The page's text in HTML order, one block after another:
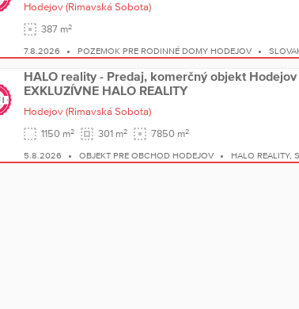
Hodejov (Rimavská Sobota)
387 m2
7.8.2026 POZEMOK PRE RODINNÉ DOMY HODEJOV
HALO reality - Predaj, komerčný objekt Hodejov
EXKLUZÍVNE HALO REALITY
Hodejov (Rimavská Sobota)
1150 m2 301 m2 7850 m2
5.8.2026 OBJEKT PRE OBCHOD HODEJOV HALO REALITY,